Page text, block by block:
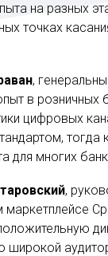
на разных
точках
,
в
цифровых
тогда
для многих
,
широкой